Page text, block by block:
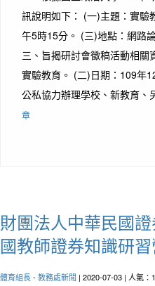
訊說明如下： (一)主題：實驗
午5時15分。 (三)地點：網路
三、旨揭研討會徵稿活動相
實驗教育。 (二)日期：109年
公私協力辦理學校、新教育
章
財團法人中華民國
國教師證券知識研習
體育組長- 教務處新聞 | 2020-07-03 | 人氣：